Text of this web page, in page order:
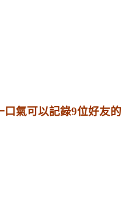
口氣可以記錄9位好友的